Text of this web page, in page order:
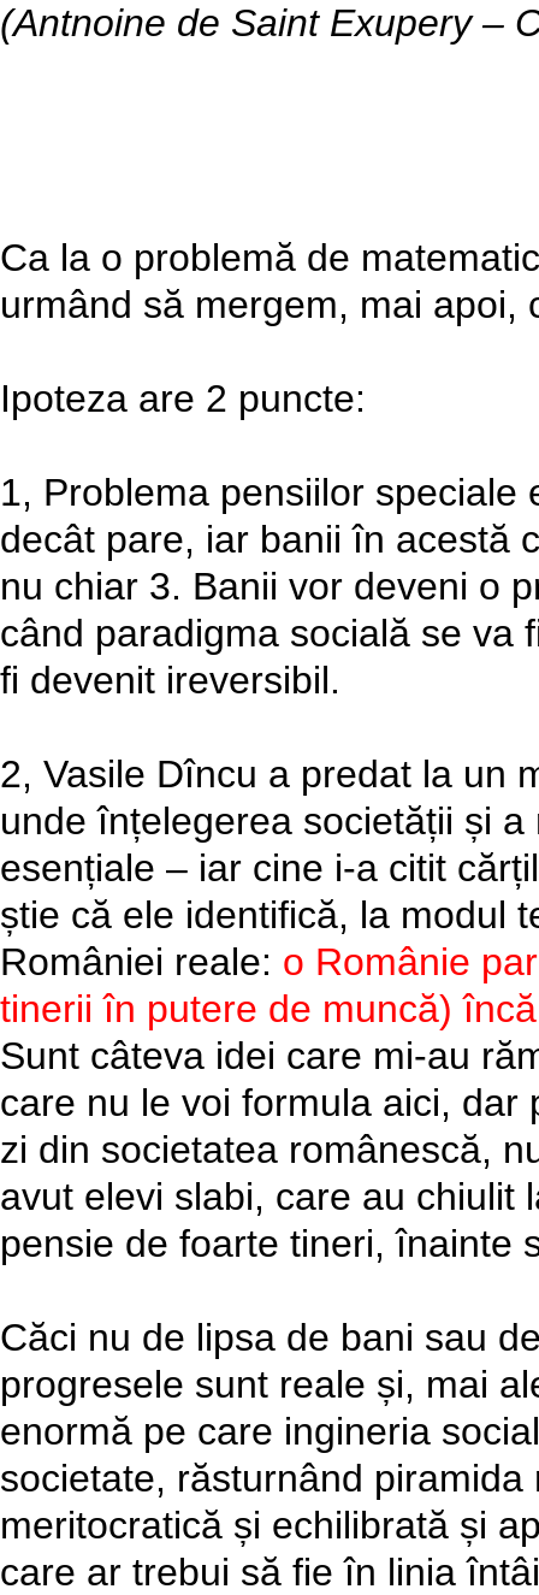
(Antnoine de Saint Exupery –
Ca la o problemă de
urmând să mergem, mai apoi,
Ipoteza are 2 puncte:
1, Problema pensiilor
decât pare, iar banii în acestă
nu chiar 3. Banii vor deveni o
când paradigma socială se va
fi devenit ireversibil.
2, Vasile Dîncu a predat la un
unde înțelegerea societății și
esențiale – iar cine i-a citit
știe că ele identifică, la modul
României reale: o Românie
tinerii în putere de muncă)
Sunt câteva idei care mi-au
care nu le voi formula aici,
zi din societatea românescă,
avut elevi slabi, care au chiulit
pensie de foarte tineri, înainte
Căci nu de lipsa de bani sau
progresele sunt reale și, mai
enormă pe care ingineria
societate, răsturnând
meritocratică și echilibrată și
care ar trebui să fie în linia